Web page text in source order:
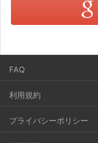
FAQ
利用規約
プライバシーポリシー